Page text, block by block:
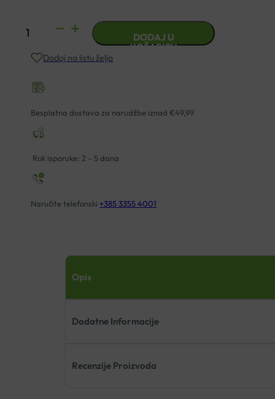
JAMIESON
TABLETE
količina
DODAJ U
KOŠARICU
Dodaj na listu želja
Besplatna dostava za narudžbe iznad €49,99
Rok isporuke: 2 – 5 dana
Naručite telefonski +385 3355 4001
Opis
Dodatne Informacije
Recenzije Proizvoda